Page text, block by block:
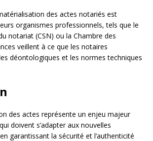
des actes notariés est
organismes professionnels, tels que le
notariat (CSN) ou la Chambre des
veillent à ce que les notaires
déontologiques et les normes techniques
des actes représente un enjeu majeur
doivent s’adapter aux nouvelles
garantissant la sécurité et l’authenticité